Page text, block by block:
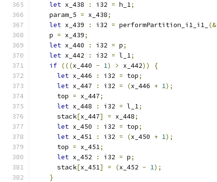
let x_438 : i32 = h_1;
    param_5
= x_438;
let x_439 : i32 = performPartition_i1_i1_
    p
= x_439;
let x_440 : i32 = p;
let x_442 : i32 = l_1;
if (((x_440 - 1) > x_442))
{
let x_446 : i32 = top;
let x_447 : i32 = (x_446 + 1);
      top
= x_447;
let x_448 : i32 = l_1;
      stack
[x_447] = x_448;
let x_450 : i32 = top;
let x_451 : i32 = (x_450 + 1);
      top
= x_451;
let x_452 : i32 = p;
      stack
[x_451] = (x_452 - 1);
}